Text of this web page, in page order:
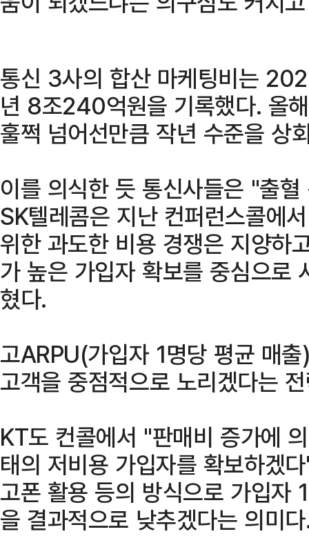
통신 3사의 합산 마케팅비는
년 8조240억원을 기록했다. 올
훌쩍 넘어선만큼 작년 수준을 상
이를 의식한 듯 통신사들은 "출
SK텔레콤은 지난 컨퍼런스콜에
위한 과도한 비용 경쟁은 지양하
가 높은 가입자 확보를 중심으로
혔다.
고ARPU(가입자 1명당 평균 매출
고객을 중점적으로 노리겠다는
KT도 컨콜에서 "판매비 증가에
태의 저비용 가입자를 확보하겠
고폰 활용 등의 방식으로 가입자
을 결과적으로 낮추겠다는 의미